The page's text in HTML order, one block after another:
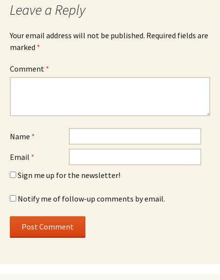
Leave a Reply
Your email address will not be published. Required fields are
marked *
Comment *
Name *
Email *
Sign me up for the newsletter!
Notify me of follow-up comments by email.